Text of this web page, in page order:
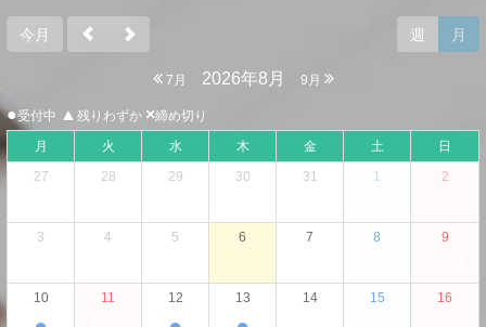
今月
7月 2026年8月 9月
週 月
●受付中 ▲ 残りわずか ×締め切り
月
火 水 木 金 土
日
27
28 29 30 31 1 2
3 4 5 6 7
8
9
10
11
12 13 14 15 16